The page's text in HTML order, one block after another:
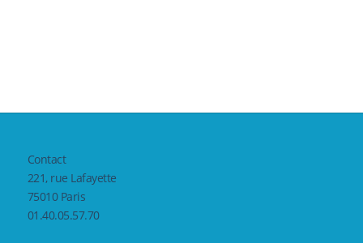
Contact
221, rue Lafayette
75010 Paris
01.40.05.57.70